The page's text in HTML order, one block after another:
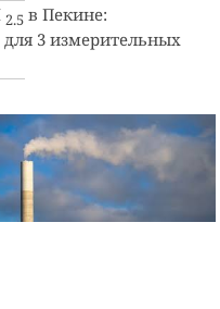
2.5 в Пекине:
для 3 измерительных